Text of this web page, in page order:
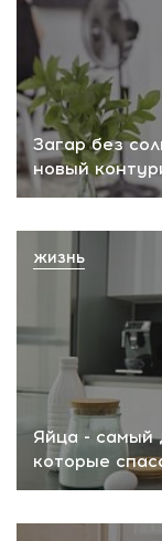
Загар без
новый
Яйца - самый
которые
ЖИЗНЬ